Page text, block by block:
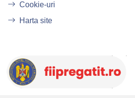
Cookie-uri
Harta site